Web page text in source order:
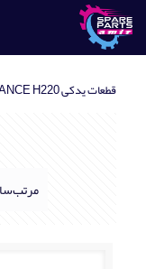
قطعات یدکی BRILLIANCE H220